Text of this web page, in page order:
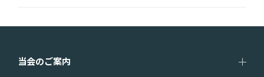
当会のご案内